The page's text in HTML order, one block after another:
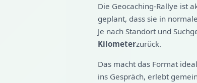
Die Geocaching-Rallye ist
geplant, dass sie in
Je nach Standort und
Kilometerzurück.
Das macht das Format
ins Gespräch, erlebt